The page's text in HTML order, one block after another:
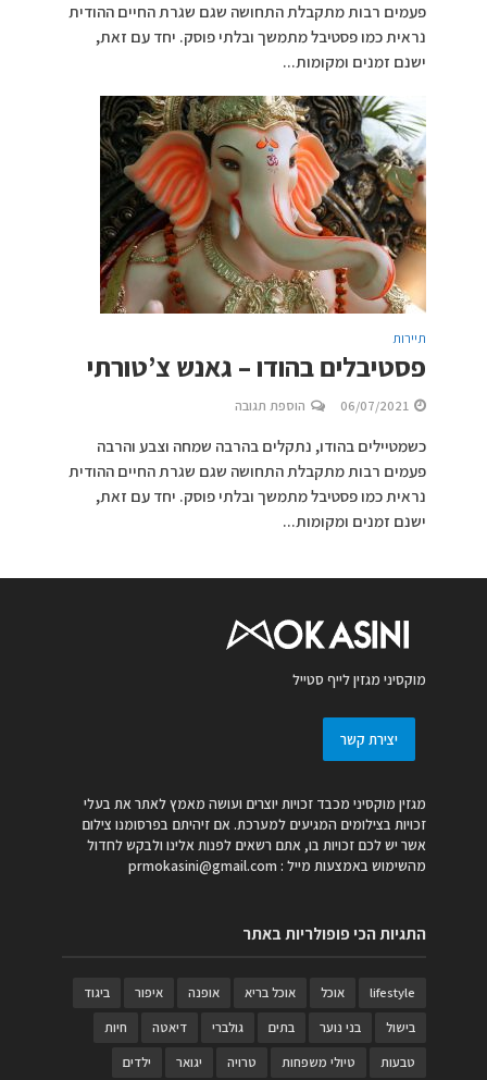
פעמים רבות מתקבלת התחושה שגם שגרת החיים ההודית
נראית כמו פסטיבל מתמשך ובלתי פוסק. יחד עם זאת,
ישנם זמנים ומקומות...
תיירות
פסטיבלים בהודו – גאנש צ’טורתי
06/07/2021 הוספת תגובה
כשמטיילים בהודו, נתקלים בהרבה שמחה וצבע והרבה
פעמים רבות מתקבלת התחושה שגם שגרת החיים ההודית
נראית כמו פסטיבל מתמשך ובלתי פוסק. יחד עם זאת,
ישנם זמנים ומקומות...
מוקסיני מגזין לייף סטייל
יצירת קשר
מגזין מוקסיני מכבד זכויות יוצרים ועושה מאמץ לאתר את בעלי
זכויות בצילומים המגיעים למערכת. אם זיהיתם בפרסומנו צילום
אשר יש לכם זכויות בו, אתם רשאים לפנות אלינו ולבקש לחדול
מהשימוש באמצעות מייל : prmokasini@gmail.com
התגיות הכי פופולריות באתר
lifestyle אוכל אוכל בריא אופנה איפור
ביגוד
בישול
בני נוער בתים גולברי דיאטה
חיות
טבעות
טיולי משפחות טרויה יגואר ילדים